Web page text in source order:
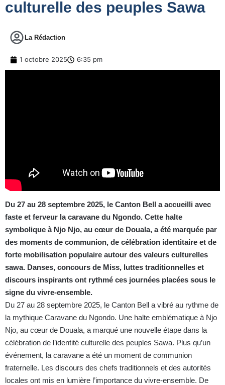
culturelle des peuples Sawa
La Rédaction
1 octobre 2025 6:35 pm
Du 27 au 28 septembre 2025, le Canton Bell a accueilli avec
faste et ferveur la caravane du Ngondo. Cette halte
symbolique à Njo Njo, au cœur de Douala, a été marquée par
des moments de communion, de célébration identitaire et de
forte mobilisation populaire autour des valeurs culturelles
sawa. Danses, concours de Miss, luttes traditionnelles et
discours inspirants ont rythmé ces journées placées sous le
signe du vivre-ensemble.
Du 27 au 28 septembre 2025, le Canton Bell a vibré au rythme de
la mythique Caravane du Ngondo. Une halte emblématique à Njo
Njo, au cœur de Douala, a marqué une nouvelle étape dans la
célébration de l’identité culturelle des peuples Sawa. Plus qu’un
événement, la caravane a été un moment de communion
fraternelle. Les discours des chefs traditionnels et des autorités
locales ont mis en lumière l’importance du vivre-ensemble. De